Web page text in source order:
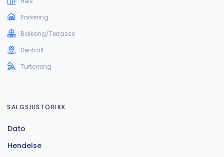
Parkering
Balkong/Terrasse
Sentralt
Turterreng
SALGSHISTORIKK
Dato
Hendelse